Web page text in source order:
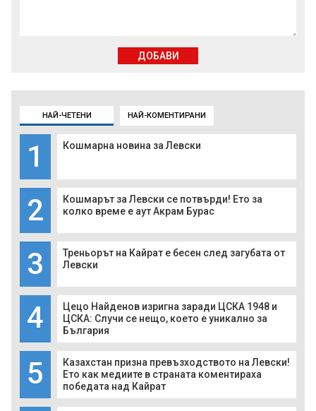
НАЙ-ЧЕТЕНИ НАЙ-КОМЕНТИРАНИ
1 Кошмарна новина за Левски
2
Кошмарът за Левски се потвърди! Ето за
колко време е аут Акрам Бурас
3
Треньорът на Кайрат е бесен след загубата от
Левски
4
Цецо Найденов изригна заради ЦСКА 1948 и
ЦСКА: Случи се нещо, което е уникално за
България
5
Казахстан призна превъзходството на Левски!
Ето как медиите в страната коментираха
победата над Кайрат
ДОБАВИ